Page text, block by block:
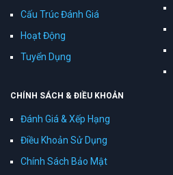
Cấu Trúc Đánh Giá
Hoạt Động
Tuyển Dụng
CHÍNH SÁCH & ĐIỀU KHOẢN
Đánh Giá & Xếp Hạng
Điều Khoản Sử Dụng
Chính Sách Bảo Mật